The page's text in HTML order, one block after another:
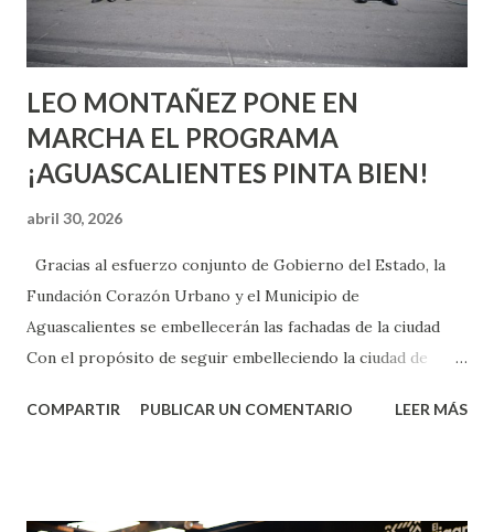
experiencia te dirá, siempre es mejor cuando ambas partes
son suficientemen...
LEO MONTAÑEZ PONE EN
MARCHA EL PROGRAMA
¡AGUASCALIENTES PINTA BIEN!
abril 30, 2026
Gracias al esfuerzo conjunto de Gobierno del Estado, la
Fundación Corazón Urbano y el Municipio de
Aguascalientes se embellecerán las fachadas de la ciudad
Con el propósito de seguir embelleciendo la ciudad de
municipal, Leo Montañez dio inicio al programa
COMPARTIR PUBLICAR UN COMENTARIO LEER MÁS